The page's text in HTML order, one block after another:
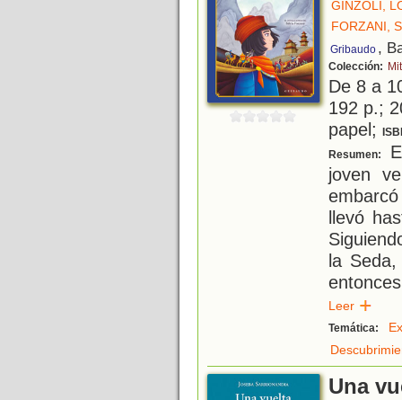
GINZOLI,
FORZANI,
Gribaudo ,
Colección:
De 8 a
192 p.;
papel;
Resumen:
joven
llevó
la
Leer
Temática:
Una